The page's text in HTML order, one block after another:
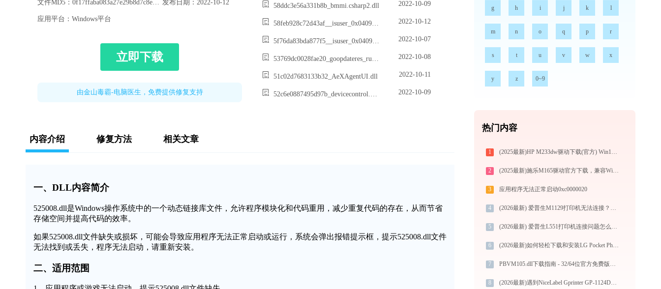
发布日期：2022-10-12
应用平台：Windows平台
立即下载
由金山毒霸-电脑医生，免费提供修复支持
58ddc3e56a331b8b_bmmi.csharp2.dll 2022-10-09
58feb928c72d43af__isuser_0x0409.dll 2022-10-12
5f76da83bda877f5__isuser_0x0409.dll 2022-10-07
53769dc0028fae20_goopdateres_ru.dll 2022-10-08
51c02d7683133b32_AeXAgentUI.dll 2022-10-11
52c6e0887495d97b_devicecontrol.csharp2.dll 2022-10-09
内容介绍 修复方法 相关文章
一、DLL内容简介
525008.dll是Windows操作系统中的一个动态链接库文件，允许程序模块化和代码重用，减少重复代码的存在，从而节省
存储空间并提高代码的效率。
如果525008.dll文件缺失或损坏，可能会导致应用程序无法正常启动或运行，系统会弹出报错提示框，提示525008.dll文件
无法找到或丢失，程序无法启动，请重新安装。
二、适用范围
g h i j k l
m n o q p r
s t u v w x
y z 0~9
热门内容
1 (2025最新)HP M233dw驱动下载(官方) Win10/Win11支持
2 (2025最新)施乐M165驱动官方下载，兼容Win10/Win11安全安装
3 应用程序无法正常启动0xc0000020
4 (2026最新) 爱普生M1129打印机无法连接？解决方法 - 金山毒霸
5 (2026最新) 爱普生L551打印机连接问题怎么解决？ -金山毒霸
6 (2026最新)如何轻松下载和安装LG Pocket Photo Snap打印机驱动？跟着这篇指南走
7 PBVM105.dll下载指南 - 32/64位官方免费版，解决DLL缺失问题
8 (2026最新)遇到NiceLabel Gprinter GP-1124D打印机驱动问题？这里有最全的下载及安装指导